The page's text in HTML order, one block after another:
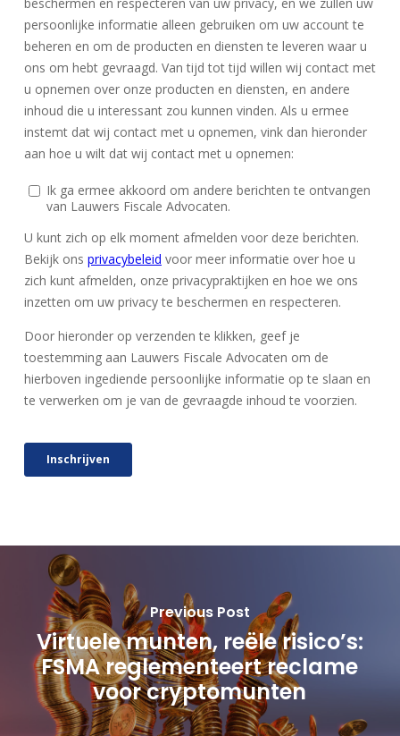
Previous Post
Virtuele munten, reële risico’s:
FSMA reglementeert reclame
voor cryptomunten